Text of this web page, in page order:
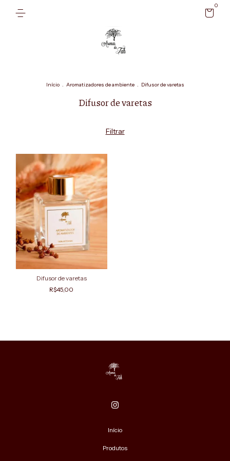
0
Início . Aromatizadores de ambiente . Difusor de varetas
Difusor de varetas
Filtrar
Difusor de varetas
R$45,00
Início
Produtos